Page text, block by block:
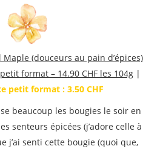
(douceurs au pain d’épices)
format – 14.90 CHF les 104g|
petit format : 3.50 CHF
beaucoup les bougies le soir en
senteurs épicées (j’adore celle à
j’ai senti cette bougie (quoi que,